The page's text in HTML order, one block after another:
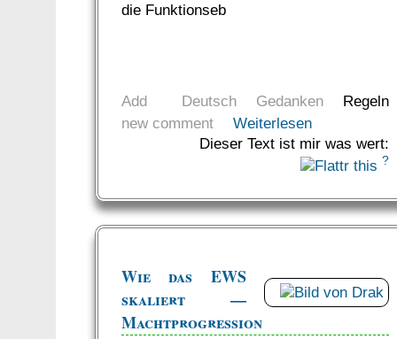
die Funktionseb
Deutsch Gedanken Regeln
Add
new comment
Weiterlesen
Dieser Text ist mir was wert:
?
Wie das EWS
skaliert —
Machtprogression